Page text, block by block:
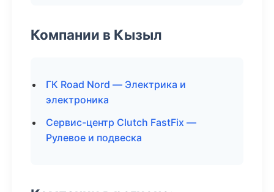
Компании в Кызыл
ГК Road Nord — Электрика и
электроника
Сервис-центр Clutch FastFix —
Рулевое и подвеска